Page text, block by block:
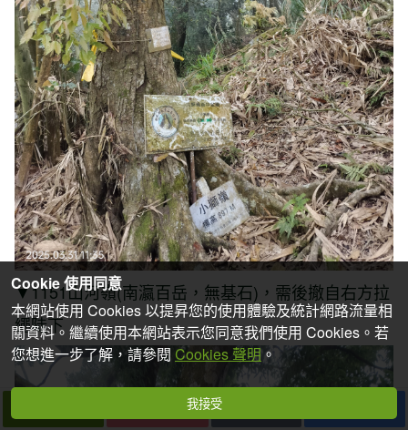
▼1151山河嶺(南瀛百岳，無基石)，需後撤自右方拉
繩陡下
Cookie 使用同意
本網站使用 Cookies 以提昇您的使用體驗及統計網路流量相
關資料。繼續使用本網站表示您同意我們使用 Cookies。若
您想進一步了解，請參閱 Cookies 聲明。
我接受